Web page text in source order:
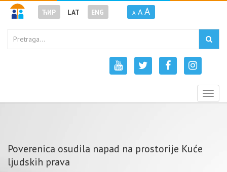
ЋИР LAT ENG A A A
Poverenica osudila napad na prostorije Kuće
ljudskih prava